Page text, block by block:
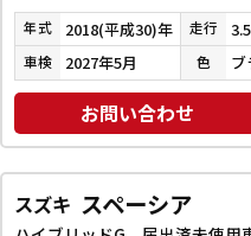
年式 2018(平成30)年 走行
車検 2027年5月 色
お問い合わせ
スズキ スペーシア